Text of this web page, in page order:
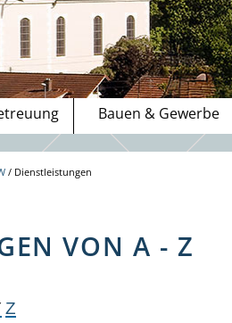
Bauen & Gewerbe
/ Dienstleistungen
VON A - Z
Z